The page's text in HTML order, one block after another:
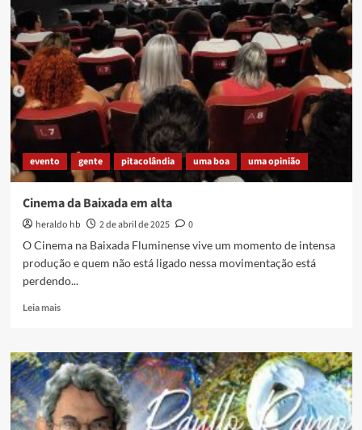
17
de
Abril
pra
Refletir
evento gente pitacolândia uma boa uma opinião
Cinema da Baixada em alta
heraldo hb 2 de abril de 2025
0
O Cinema na Baixada Fluminense vive um momento de intensa
produção e quem não está ligado nessa movimentação está
perdendo...
Leia maisRead
Cinema
da
Baixada
em
alta